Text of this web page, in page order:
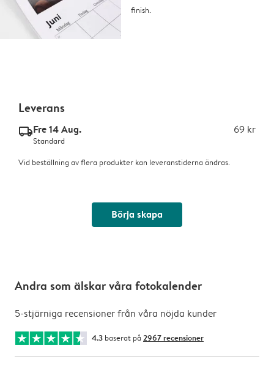
finish.
Leverans
delivery_standard_v2Fre 14 Aug. 69 kr
Standard
Vid beställning av flera produkter kan leveranstiderna ändras.
Börja skapa
Andra som älskar våra fotokalender
5-stjärniga recensioner från våra nöjda kunder
4.3 baserat på 2967 recensioner